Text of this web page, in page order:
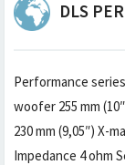
DLS
Performance
woofer 255 mm
230 mm (9,05″) X-
Impedance 4 ohm